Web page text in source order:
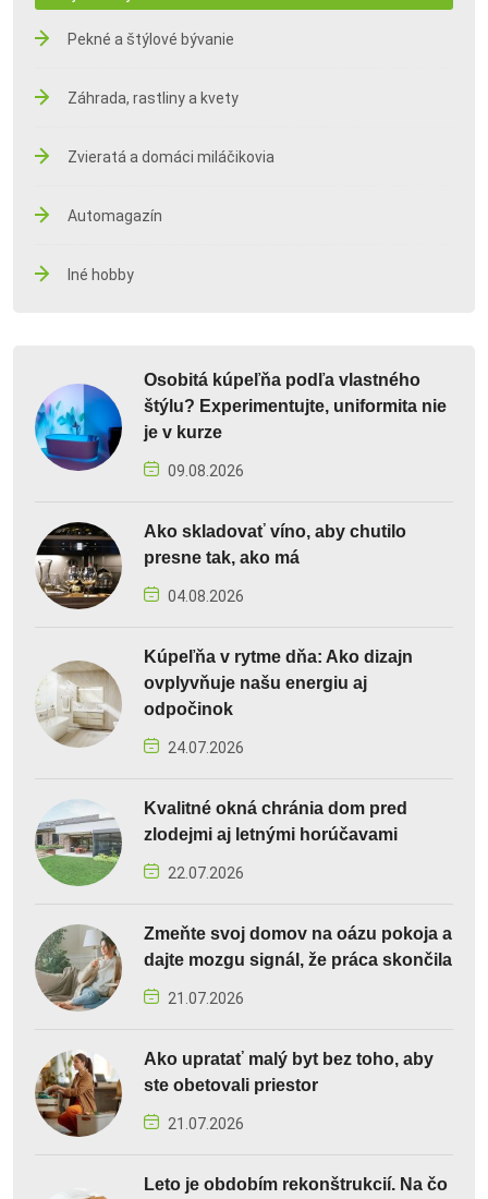
Pekné a štýlové bývanie
Záhrada, rastliny a kvety
Zvieratá a domáci miláčikovia
Automagazín
Iné hobby
Osobitá kúpeľňa podľa vlastného
štýlu? Experimentujte, uniformita nie
je v kurze
09.08.2026
Ako skladovať víno, aby chutilo
presne tak, ako má
04.08.2026
Kúpeľňa v rytme dňa: Ako dizajn
ovplyvňuje našu energiu aj
odpočinok
24.07.2026
Kvalitné okná chránia dom pred
zlodejmi aj letnými horúčavami
22.07.2026
Zmeňte svoj domov na oázu pokoja a
dajte mozgu signál, že práca skončila
21.07.2026
Ako upratať malý byt bez toho, aby
ste obetovali priestor
21.07.2026
Leto je obdobím rekonštrukcií. Na čo